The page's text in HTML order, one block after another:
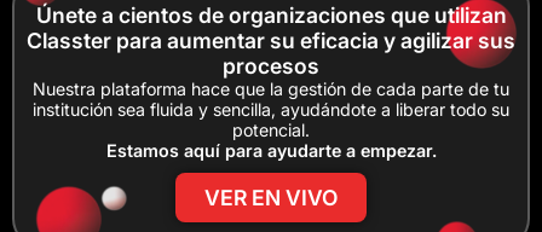
Únete a cientos de organizaciones que utilizan
Classter para aumentar su eficacia y agilizar sus
procesos
Nuestra plataforma hace que la gestión de cada parte de tu
institución sea fluida y sencilla, ayudándote a liberar todo su
potencial.
Estamos aquí para ayudarte a empezar.
VER EN VIVO